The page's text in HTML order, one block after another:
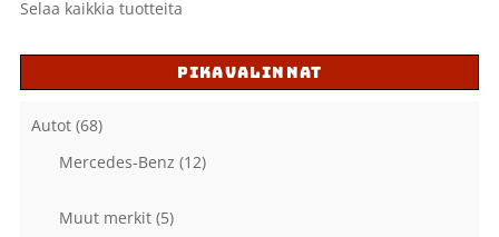
Selaa kaikkia tuotteita
PIKAVALINNAT
Autot (68)
Mercedes-Benz (12)
Muut merkit (5)